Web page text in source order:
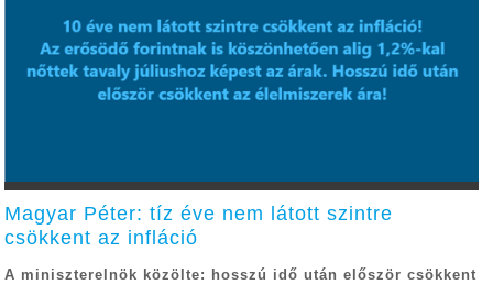
Magyar Péter: tíz éve nem látott szintre
csökkent az infláció
A miniszterelnök közölte: hosszú idő után először csökkent